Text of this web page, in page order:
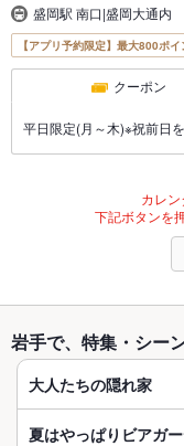
盛岡駅 南口|盛岡大通内
【アプリ予約限定】最大800ポ
クーポン
平日限定(月～木)※祝前日
カレン
下記ボタンを
岩手で、特集・シー
大人たちの隠れ家
夏はやっぱりビアガ